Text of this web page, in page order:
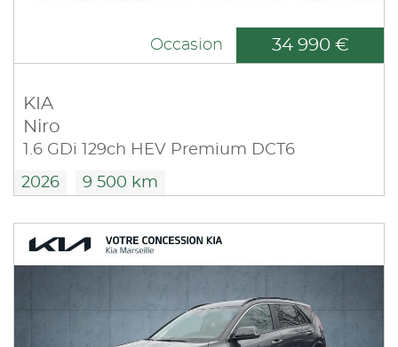
Occasion 34 990 €
KIA
Niro
1.6 GDi 129ch HEV Premium DCT6
2026 9 500 km